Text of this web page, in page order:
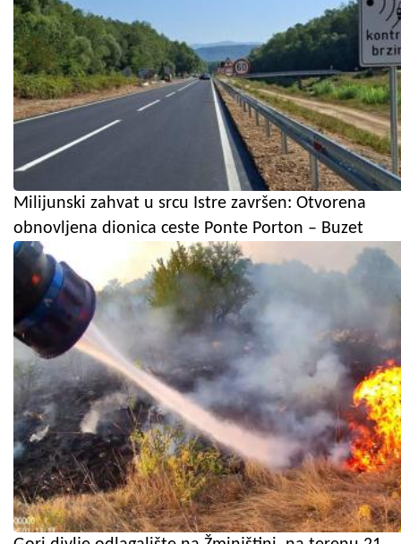
Milijunski zahvat u srcu Istre završen: Otvorena
obnovljena dionica ceste Ponte Porton – Buzet